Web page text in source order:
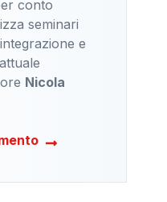
conto
seminari
e
Nicola